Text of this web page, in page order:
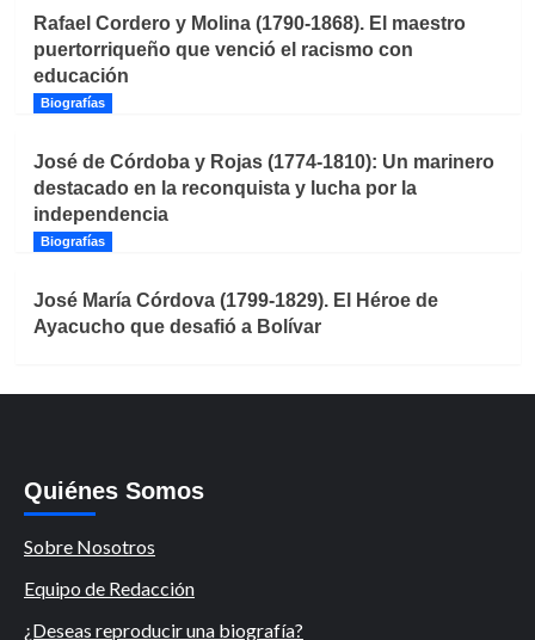
Rafael Cordero y Molina (1790-1868). El maestro
puertorriqueño que venció el racismo con
educación
Biografías
José de Córdoba y Rojas (1774-1810): Un marinero
destacado en la reconquista y lucha por la
independencia
Biografías
José María Córdova (1799-1829). El Héroe de
Ayacucho que desafió a Bolívar
Quiénes Somos
Sobre Nosotros
Equipo de Redacción
¿Deseas reproducir una biografía?